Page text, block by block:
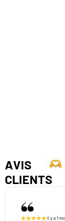
AVIS
CLIENTS